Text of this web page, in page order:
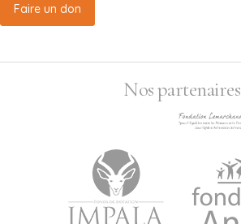
Faire un don
Nos partenaires